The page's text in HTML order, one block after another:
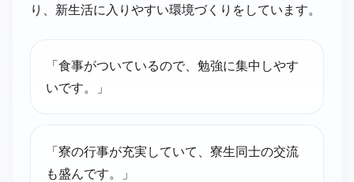
り、新生活に入りやすい環境づくりをしています。
「食事がついているので、勉強に集中しやす
いです。」
「寮の行事が充実していて、寮生同士の交流
も盛んです。」